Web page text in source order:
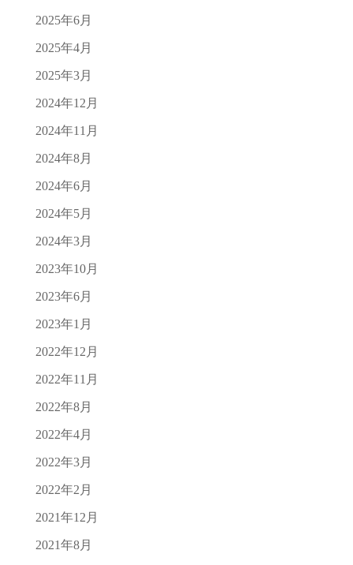
2025年6月
2025年4月
2025年3月
2024年12月
2024年11月
2024年8月
2024年6月
2024年5月
2024年3月
2023年10月
2023年6月
2023年1月
2022年12月
2022年11月
2022年8月
2022年4月
2022年3月
2022年2月
2021年12月
2021年8月